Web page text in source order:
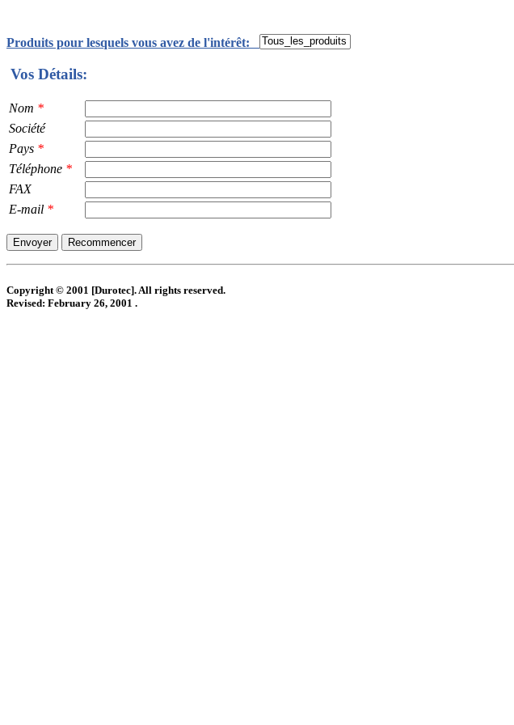
Produits pour lesquels vous avez de l'intérêt:
Vos Détails:
Nom *
Société
Pays *
Téléphone *
FAX
E-mail *
Copyright © 2001 [Durotec]. All rights reserved.
Revised: February 26, 2001 .